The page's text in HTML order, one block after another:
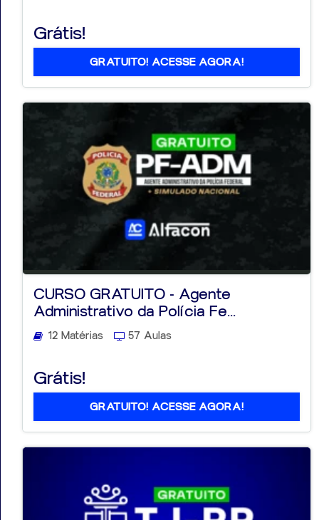
Grátis!
GRATUITO! ACESSE AGORA!
CURSO GRATUITO - Agente
Administrativo da Polícia Fe...
12 Matérias 57 Aulas
Grátis!
GRATUITO! ACESSE AGORA!